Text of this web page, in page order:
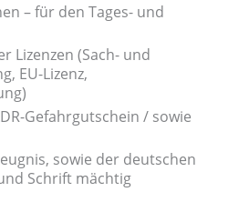
– für den Tages- und
Lizenzen (Sach- und
EU-Lizenz,
Gefahrgutschein / sowie
sowie der deutschen
Schrift mächtig